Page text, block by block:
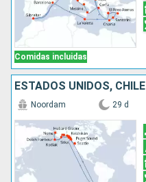
Comidas incluidas
ESTADOS UNIDOS, CHILE
Noordam 29 d